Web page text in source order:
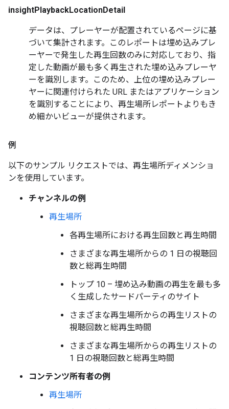
insightPlaybackLocationDetail
データは、プレーヤーが配置されているページに基
づいて集計されます。このレポートは埋め込みプレ
ーヤーで発生した再生回数のみに対応しており、指
定した動画が最も多く再生された埋め込みプレーヤ
ーを識別します。このため、上位の埋め込みプレー
ヤーに関連付けられた URL またはアプリケーション
を識別することにより、再生場所レポートよりもき
め細かいビューが提供されます。
例
以下のサンプル リクエストでは、再生場所ディメンショ
ンを使用しています。
チャンネルの例
再生場所
各再生場所における再生回数と再生時間
さまざまな再生場所からの 1 日の視聴回
数と総再生時間
トップ 10 – 埋め込み動画の再生を最も多
く生成したサードパーティのサイト
さまざまな再生場所からの再生リストの
視聴回数と総再生時間
さまざまな再生場所からの再生リストの
1 日の視聴回数と総再生時間
コンテンツ所有者の例
再生場所